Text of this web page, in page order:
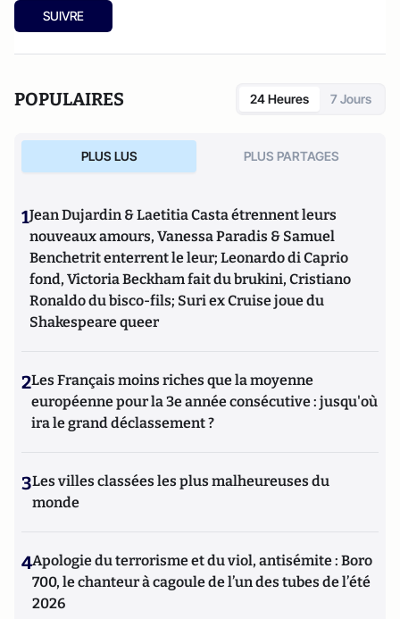
SUIVRE
POPULAIRES 24 Heures 7 Jours
PLUS LUS PLUS PARTAGES
1Jean Dujardin & Laetitia Casta étrennent leurs
nouveaux amours, Vanessa Paradis & Samuel
Benchetrit enterrent le leur; Leonardo di Caprio
fond, Victoria Beckham fait du brukini, Cristiano
Ronaldo du bisco-fils; Suri ex Cruise joue du
Shakespeare queer
2Les Français moins riches que la moyenne
européenne pour la 3e année consécutive : jusqu'où
ira le grand déclassement ?
3Les villes classées les plus malheureuses du
monde
4Apologie du terrorisme et du viol, antisémite : Boro
700, le chanteur à cagoule de l’un des tubes de l’été
2026